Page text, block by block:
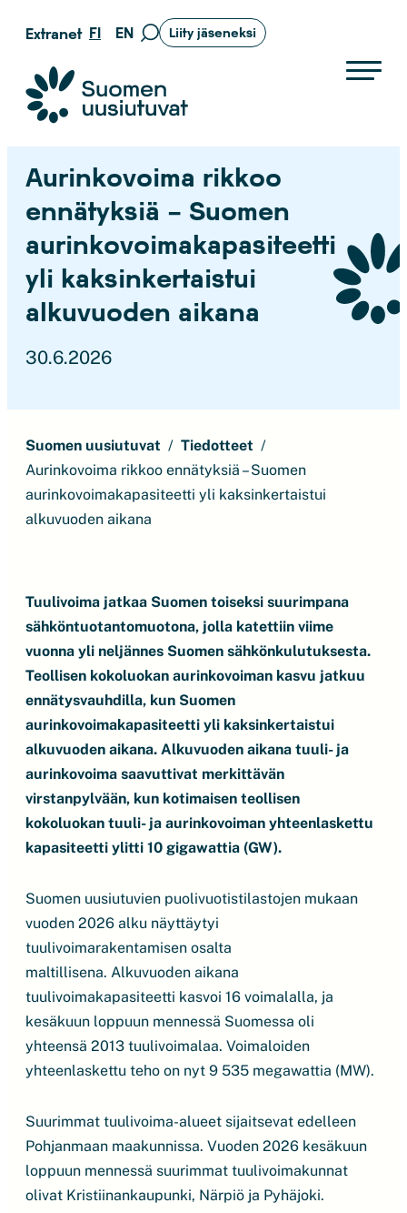
Siirry
sisältöön
Extranet FI EN
Siirry
Liity jäseneksi
Suomen uusiutuvat ry
Aurinkovoima rikkoo
ennätyksiä – Suomen
aurinkovoimakapasiteetti
yli kaksinkertaistui
alkuvuoden aikana
30.6.2026
Suomen uusiutuvat
Tiedotteet
Aurinkovoima rikkoo ennätyksiä – Suomen
aurinkovoimakapasiteetti yli kaksinkertaistui
alkuvuoden aikana
Tuulivoima jatkaa Suomen toiseksi suurimpana
sähköntuotantomuotona, jolla katettiin viime
vuonna yli neljännes Suomen sähkönkulutuksesta.
Teollisen kokoluokan aurinkovoiman kasvu jatkuu
ennätysvauhdilla, kun Suomen
aurinkovoimakapasiteetti yli kaksinkertaistui
alkuvuoden aikana. Alkuvuoden aikana tuuli- ja
aurinkovoima saavuttivat merkittävän
virstanpylvään, kun kotimaisen teollisen
kokoluokan tuuli- ja aurinkovoiman yhteenlaskettu
kapasiteetti ylitti 10 gigawattia (GW).
Suomen uusiutuvien puolivuotistilastojen mukaan
vuoden 2026 alku näyttäytyi
tuulivoimarakentamisen osalta
maltillisena. Alkuvuoden aikana
tuulivoimakapasiteetti kasvoi 16 voimalalla, ja
kesäkuun loppuun mennessä Suomessa oli
yhteensä 2013 tuulivoimalaa. Voimaloiden
yhteenlaskettu teho on nyt 9 535 megawattia (MW).
Suurimmat tuulivoima-alueet sijaitsevat edelleen
Pohjanmaan maakunnissa. Vuoden 2026 kesäkuun
loppuun mennessä suurimmat tuulivoimakunnat
olivat Kristiinankaupunki, Närpiö ja Pyhäjoki.